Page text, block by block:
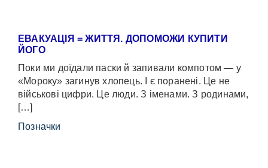
ЕВАКУАЦІЯ = ЖИТТЯ. ДОПОМОЖИ КУПИТИ
ЙОГО
Поки ми доїдали паски й запивали компотом — у
«Мороку» загинув хлопець. І є поранені. Це не
військові цифри. Це люди. З іменами. З родинами,
[…]
Позначки